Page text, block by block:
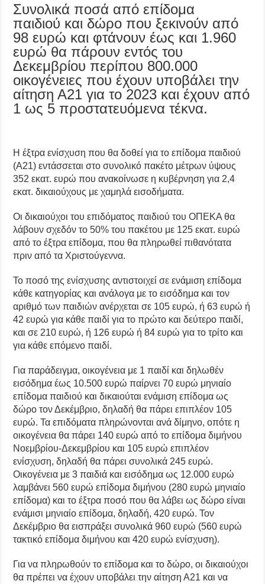
Συνολικά ποσά από επίδομα
παιδιού και δώρο που ξεκινούν από
98 ευρώ και φτάνουν έως και 1.960
ευρώ θα πάρουν εντός του
Δεκεμβρίου περίπου 800.000
οικογένειες που έχουν υποβάλει την
αίτηση Α21 για το 2023 και έχουν από
1 ως 5 προστατευόμενα τέκνα.
Η έξτρα ενίσχυση που θα δοθεί για το επίδομα παιδιού
(Α21) εντάσσεται στο συνολικό πακέτο μέτρων ύψους
352 εκατ. ευρώ που ανακοίνωσε η κυβέρνηση για 2,4
εκατ. δικαιούχους με χαμηλά εισοδήματα.
Οι δικαιούχοι του επιδόματος παιδιού του ΟΠΕΚΑ θα
λάβουν σχεδόν το 50% του πακέτου με 125 εκατ. ευρώ
από το έξτρα επίδομα, που θα πληρωθεί πιθανότατα
πριν από τα Χριστούγεννα.
Το ποσό της ενίσχυσης αντιστοιχεί σε ενάμιση επίδομα
κάθε κατηγορίας και ανάλογα με το εισόδημα και τον
αριθμό των παιδιών ανέρχεται σε 105 ευρώ, ή 63 ευρώ ή
42 ευρώ για κάθε παιδί για το πρώτο και δεύτερο παιδί,
και σε 210 ευρώ, ή 126 ευρώ ή 84 ευρώ για το τρίτο και
για κάθε επόμενο παιδί.
Για παράδειγμα, οικογένεια με 1 παιδί και δηλωθέν
εισόδημα έως 10.500 ευρώ παίρνει 70 ευρώ μηνιαίο
επίδομα παιδιού και δικαιούται ενάμιση επίδομα ως
δώρο τον Δεκέμβριο, δηλαδή θα πάρει επιπλέον 105
ευρώ. Τα επιδόματα πληρώνονται ανά δίμηνο, οπότε η
οικογένεια θα πάρει 140 ευρώ από το επίδομα διμήνου
Νοεμβρίου-Δεκεμβρίου και 105 ευρώ επιπλέον
ενίσχυση, δηλαδή θα πάρει συνολικά 245 ευρώ.
Οικογένεια με 3 παιδιά και εισόδημα ως 12.000 ευρώ
λαμβάνει 560 ευρώ επίδομα διμήνου (280 ευρώ μηνιαίο
επίδομα) και το έξτρα ποσό που θα λάβει ως δώρο είναι
ενάμισι μηνιαίο επίδομα, δηλαδή, 420 ευρώ. Τον
Δεκέμβριο θα εισπράξει συνολικά 960 ευρώ (560 ευρώ
τακτικό επίδομα διμήνου και 420 ευρώ ενίσχυση).
Για να πληρωθούν το επίδομα και το δώρο, οι δικαιούχοι
θα πρέπει να έχουν υποβάλει την αίτηση Α21 και να